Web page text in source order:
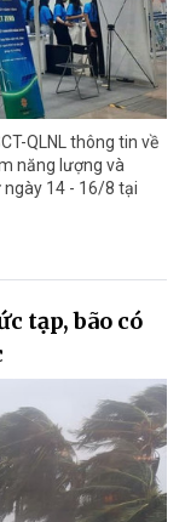
QLNL thông tin về
năng lượng và
ngày 14 - 16/8 tại
tạp, bão có